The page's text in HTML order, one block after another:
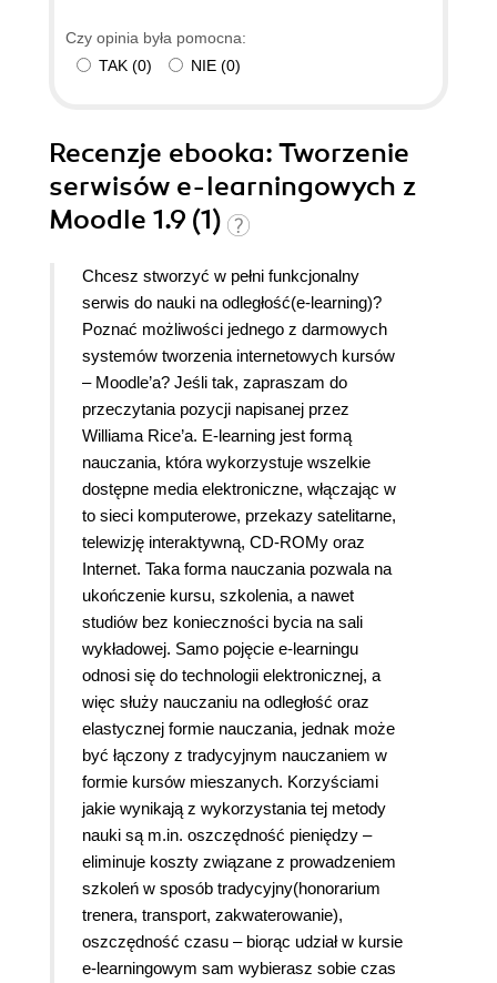
tego jakże potrzebnego dodatku, ułatwiającego
start nowym moodlerom.
Czy opinia była pomocna:
TAK (0) NIE (0)
Recenzje ebooka: Tworzenie
serwisów e-learningowych z
Moodle 1.9 (1)
Chcesz stworzyć w pełni funkcjonalny
serwis do nauki na odległość(e-learning)?
Poznać możliwości jednego z darmowych
systemów tworzenia internetowych kursów
– Moodle’a? Jeśli tak, zapraszam do
przeczytania pozycji napisanej przez
Williama Rice’a. E-learning jest formą
nauczania, która wykorzystuje wszelkie
dostępne media elektroniczne, włączając w
to sieci komputerowe, przekazy satelitarne,
telewizję interaktywną, CD-ROMy oraz
Internet. Taka forma nauczania pozwala na
ukończenie kursu, szkolenia, a nawet
studiów bez konieczności bycia na sali
wykładowej. Samo pojęcie e-learningu
odnosi się do technologii elektronicznej, a
więc służy nauczaniu na odległość oraz
elastycznej formie nauczania, jednak może
być łączony z tradycyjnym nauczaniem w
formie kursów mieszanych. Korzyściami
jakie wynikają z wykorzystania tej metody
nauki są m.in. oszczędność pieniędzy –
eliminuje koszty związane z prowadzeniem
szkoleń w sposób tradycyjny(honorarium
trenera, transport, zakwaterowanie),
oszczędność czasu – biorąc udział w kursie
e-learningowym sam wybierasz sobie czas